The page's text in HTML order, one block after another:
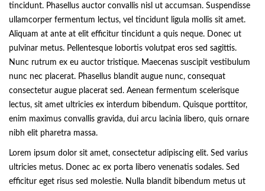
tincidunt. Phasellus auctor convallis nisl ut accumsan. Suspendisse
ullamcorper fermentum lectus, vel tincidunt ligula mollis sit amet.
Aliquam at ante at elit efficitur tincidunt a quis neque. Donec ut
pulvinar metus. Pellentesque lobortis volutpat eros sed sagittis.
Nunc rutrum ex eu auctor tristique. Maecenas suscipit vestibulum
nunc nec placerat. Phasellus blandit augue nunc, consequat
consectetur augue placerat sed. Aenean fermentum scelerisque
lectus, sit amet ultricies ex interdum bibendum. Quisque porttitor,
enim maximus convallis gravida, dui arcu lacinia libero, quis ornare
nibh elit pharetra massa.
Lorem ipsum dolor sit amet, consectetur adipiscing elit. Sed varius
ultricies metus. Donec ac ex porta libero venenatis sodales. Sed
efficitur eget risus sed molestie. Nulla blandit bibendum metus ut